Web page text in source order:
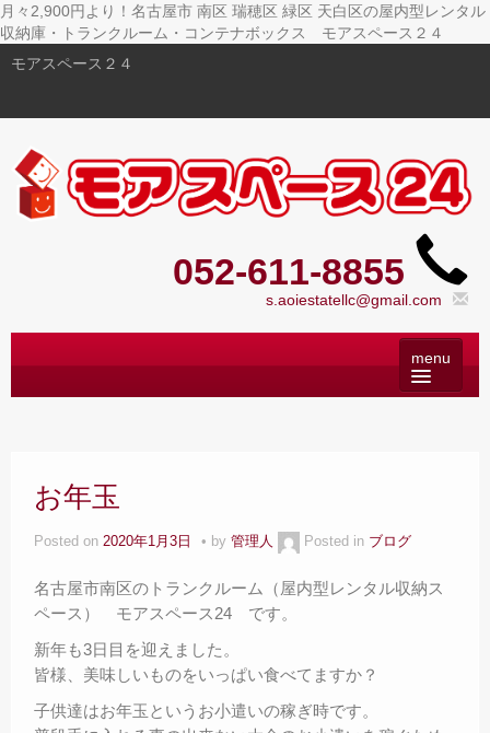
月々2,900円より！名古屋市 南区 瑞穂区 緑区 天白区の屋内型レンタル
収納庫・トランクルーム・コンテナボックス モアスペース２４
モアスペース２４
052-611-8855
s.aoiestatellc@gmail.com
– Faq –
– Tour –
ご契約の流れ
– Agreement –
お年玉
Posted on 2020年1月3日 by 管理人 Posted in ブログ
名古屋市南区のトランクルーム（屋内型レンタル収納ス
ペース） モアスペース24 です。
新年も3日目を迎えました。
皆様、美味しいものをいっぱい食べてますか？
子供達はお年玉というお小遣いの稼ぎ時です。